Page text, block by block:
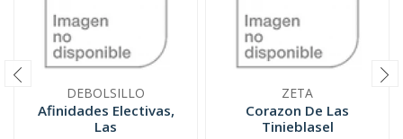
DEBOLSILLO
Afinidades Electivas,
Las
ZETA
Corazon De Las
Tinieblasel